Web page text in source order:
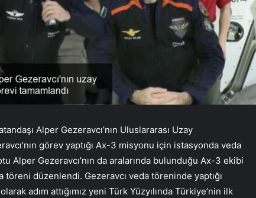
Alper Gezeravcı’nın Uluslararası Uzay
görev yaptığı Ax-3 misyonu için istasyonda veda
Alper Gezeravcı’nın da aralarında bulunduğu Ax-3 ekibi
töreni düzenlendi. Gezeravcı veda töreninde yaptığı
adım attığımız yeni Türk Yüzyılında Türkiye’nin ilk